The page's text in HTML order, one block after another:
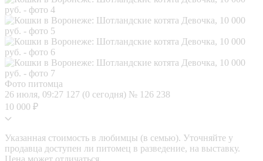
Фото питомца
26 июля, 09:27 127 (0 сегодня) № 126 238
10 000 ₽
Указанная стоимость в любимцы (в семью). Уточняйте у
продавца доступен ли питомец в разведение, на выставку.
Цена может отличаться.